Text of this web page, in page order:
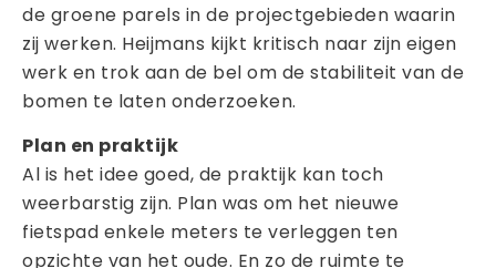
de groene parels in de projectgebieden waarin
zij werken. Heijmans kijkt kritisch naar zijn eigen
werk en trok aan de bel om de stabiliteit van de
bomen te laten onderzoeken.
Plan en praktijk
Al is het idee goed, de praktijk kan toch
weerbarstig zijn. Plan was om het nieuwe
fietspad enkele meters te verleggen ten
opzichte van het oude. En zo de ruimte te